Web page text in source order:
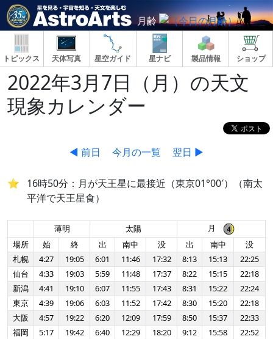
月齢
トピックス 天体写真 星空ガイド 星ナビ 製品情報 ショップ
2022年3月7日（月）の天文
現象カレンダー
◀ 前日 今月の一覧 翌日 ▶
16時50分：月が天王星に最接近（東京01°00′）（南太
平洋で天王星食）
薄明 太陽
月
場所
始 終 出 南中 没 出 南中
没
札幌
4:27 19:05 6:01 11:46 17:32 8:13 15:13
22:25
仙台
4:33 19:03 5:59 11:48 17:37 8:22 15:15
22:18
新潟
4:41 19:10 6:07 11:55 17:43 8:31 15:22
22:24
東京
4:39 19:06 6:03 11:52 17:42 8:30 15:20
22:18
大阪
4:57 19:22 6:20 12:09 17:59 8:50 15:37
22:33
福岡
5:17 19:42 6:40 12:29 18:20 9:12 15:58
22:52